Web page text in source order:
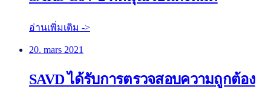
อ่านเพิ่มเติม ->
20. mars 2021
SAVD ได้รับการตรวจสอบความถูกต้อง